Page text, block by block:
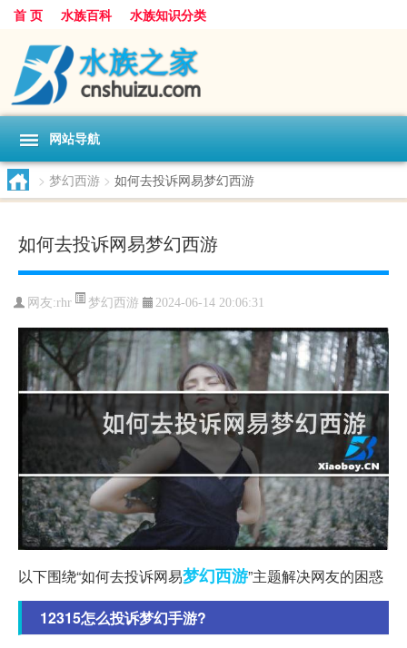
首 页 水族百科 水族知识分类
网站导航
> 梦幻西游 > 如何去投诉网易梦幻西游
如何去投诉网易梦幻西游
网友:rhr 梦幻西游 2024-06-14 20:06:31
以下围绕“如何去投诉网易梦幻西游”主题解决网友的困惑
12315怎么投诉梦幻手游?